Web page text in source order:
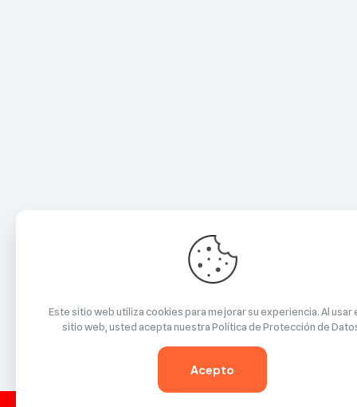
Este sitio web utiliza cookies para mejorar su experiencia. Al usar
sitio web, usted acepta nuestraPolítica de Protección de
Acepto